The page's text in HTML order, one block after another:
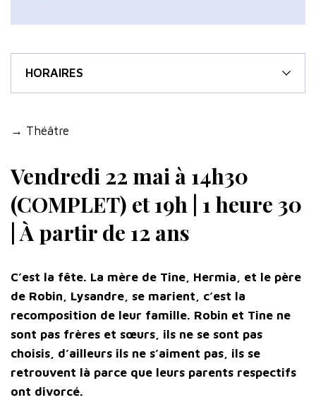
HORAIRES
→ Théâtre
Vendredi 22 mai à 14h30
(COMPLET) et 19h | 1 heure 30
| À partir de 12 ans
C’est la fête. La mère de Tine, Hermia, et le père
de Robin, Lysandre, se marient, c’est la
recomposition de leur famille. Robin et Tine ne
sont pas frères et sœurs, ils ne se sont pas
choisis, d’ailleurs ils ne s’aiment pas, ils se
retrouvent là parce que leurs parents respectifs
ont divorcé.